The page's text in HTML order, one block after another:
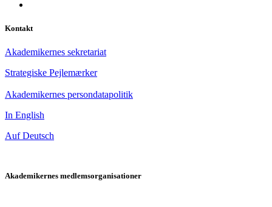
Kontakt
Akademikernes sekretariat
Strategiske Pejlemærker
Akademikernes persondatapolitik
In English
Auf Deutsch
Akademikernes medlemsorganisationer